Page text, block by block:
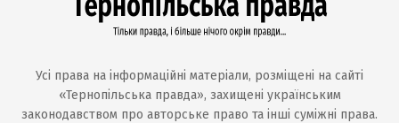
Усі права на інформаційні матеріали, розміщені на сайті
«Тернопільська правда», захищені українським
законодавством про авторське право та інші суміжні права.